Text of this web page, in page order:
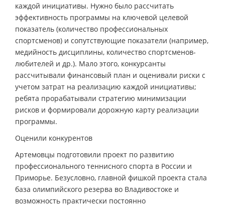
каждой инициативы. Нужно было рассчитать
эффективность программы на ключевой целевой
показатель (количество профессиональных
спортсменов) и сопутствующие показатели (например,
медийность дисциплины, количество спортсменов-
любителей и др.). Мало этого, конкурсанты
рассчитывали финансовый план и оценивали риски с
учетом затрат на реализацию каждой инициативы;
ребята прорабатывали стратегию минимизации
рисков и формировали дорожную карту реализации
программы.
Оценили конкурентов
Артемовцы подготовили проект по развитию
профессионального теннисного спорта в России и
Приморье. Безусловно, главной фишкой проекта стала
база олимпийского резерва во Владивостоке и
возможность практически постоянно